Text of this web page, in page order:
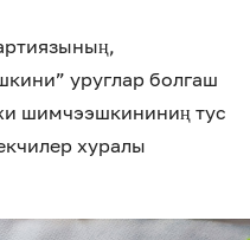
уруглар болгаш
шимчээшкининиң тус
хуралы